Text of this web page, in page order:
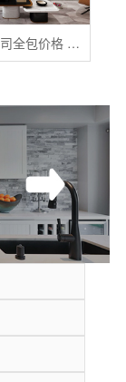
成都装修公司全包价格 成都全包装修多少钱一平